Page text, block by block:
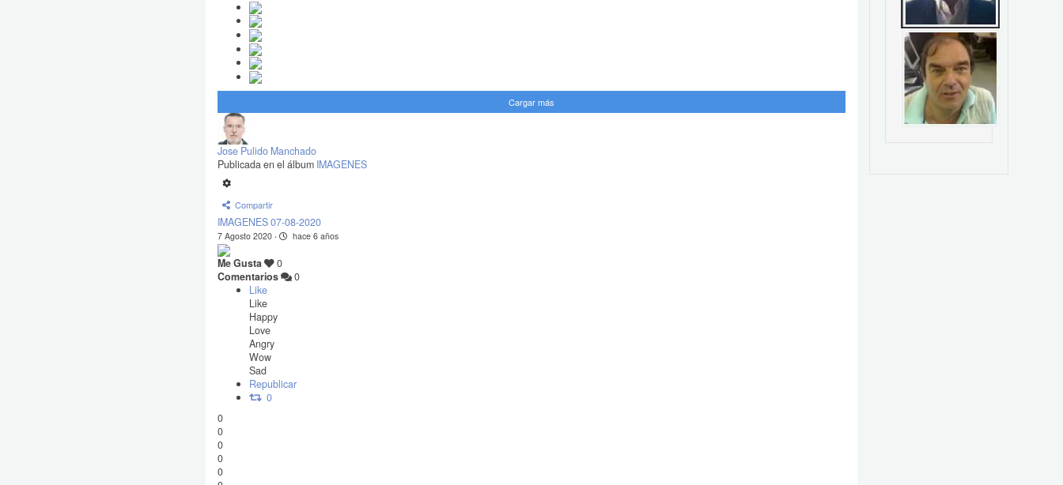
Cargar más
Jose Pulido Manchado
Publicada en el álbum IMAGENES
Compartir
IMAGENES 07-08-2020
7 Agosto 2020 · hace 6 años
Me Gusta
0
Comentarios
0
Like
Like
Happy
Love
Angry
Wow
Sad
Republicar
0
0
0
0
0
0